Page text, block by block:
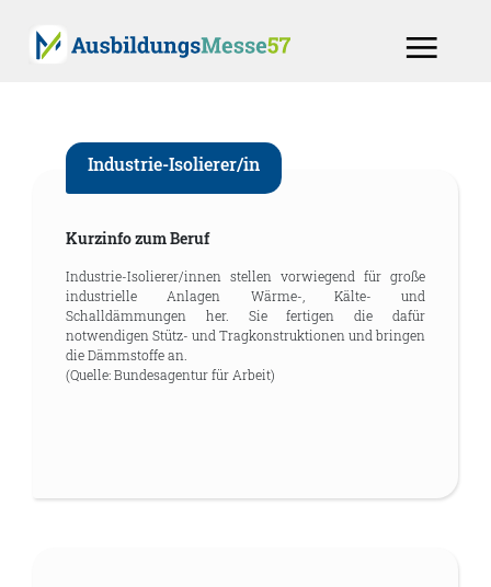
Industrie-Isolierer/in
Kurzinfo zum Beruf
Industrie-Isolierer/innen stellen vorwiegend für große
industrielle Anlagen Wärme-, Kälte- und
Schalldämmungen her. Sie fertigen die dafür
notwendigen Stütz- und Tragkonstruktionen und bringen
die Dämmstoffe an.
(Quelle: Bundesagentur für Arbeit)